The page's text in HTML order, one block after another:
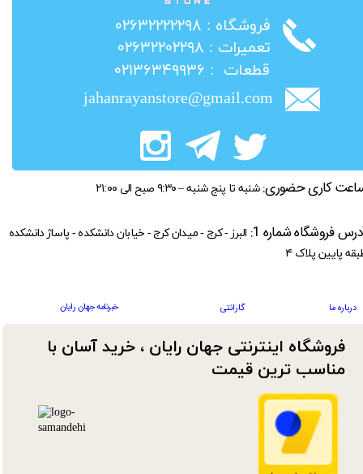
​فروشگاه : ۰۲۶۳۲۲۲۲۲۹۸
​تعمیرات : ۰۲۶۳۲۲۰۲۲۹۸
​قطعات : ۰۲۱۳۶۳۴۹۹۳۶
jahanrayanstore@gmail.com
فروشگاه اینترنتی جهان رایان ، خرید آسان با
مناسب ترین قیمت​​​​​​​
کاری حضوری: شنبه تا پنج شنبه – ۹:۳۰ صبح الی ۲۱:۰۰
درباره ما گارانتی خبرنامه جهان رایان
فروشگاه شماره 1:
البرز - کرج - میدان کرج - خیابان دانشکده - پاساژ دانشکده
پایین پلاک ۴